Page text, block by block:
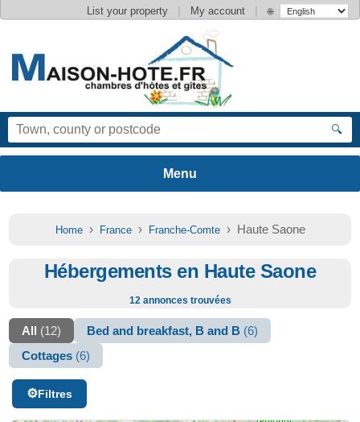
List your property | My account | 🌐
🔍
Home› France› Franche-Comte› Haute Saone
Hébergements en Haute Saone
12 annonces trouvées
All (12) Bed and breakfast, B and B (6)
Cottages (6)
Filtres